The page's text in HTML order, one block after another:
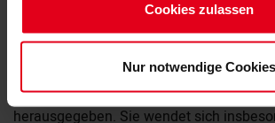
Datenschutzerklärung
Cookies zulassen
Nur notwendige Cookies
Die Bundesingenieurkammer (BIngK) hat
zum Thema Building Information
herausgegeben. Sie wendet sich
©BIngK